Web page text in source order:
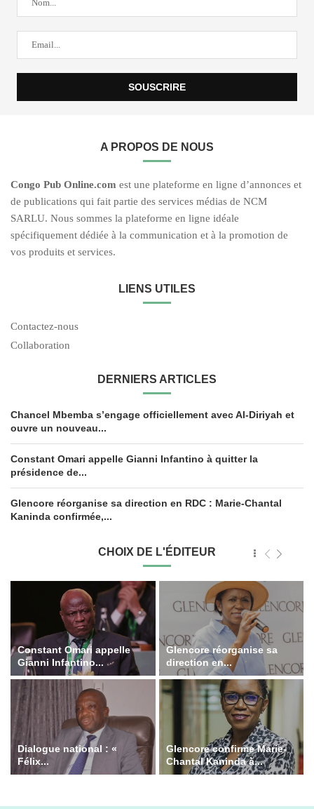
A PROPOS DE NOUS
Congo Pub Online.com est une plateforme en ligne d’annonces et
de publications qui fait partie des services médias de NCM
SARLU. Nous sommes la plateforme en ligne idéale
spécifiquement dédiée à la communication et à la promotion de
vos produits et services.
LIENS UTILES
Contactez-nous
Collaboration
DERNIERS ARTICLES
Chancel Mbemba s’engage officiellement avec Al-Diriyah et
ouvre un nouveau...
Constant Omari appelle Gianni Infantino à quitter la
présidence de...
Glencore réorganise sa direction en RDC : Marie-Chantal
Kaninda confirmée,...
CHOIX DE L'ÉDITEUR
Constant Omari appelle
Gianni Infantino...
Glencore réorganise sa
direction en...
Dialogue national : «
Félix...
Glencore confirme Marie-
Chantal Kaninda à...